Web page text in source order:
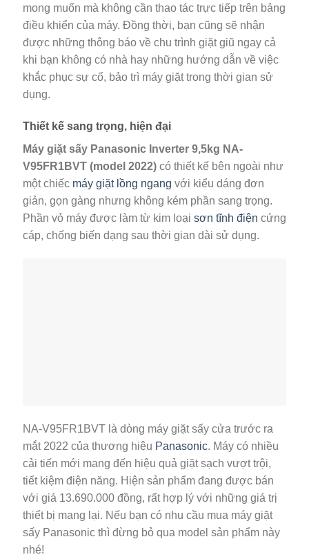
mong muốn mà không cần thao tác trực tiếp trên bảng
điều khiển của máy. Đồng thời, bạn cũng sẽ nhận
được những thông báo về chu trình giặt giũ ngay cả
khi bạn không có nhà hay những hướng dẫn về việc
khắc phục sự cố, bảo trì máy giặt trong thời gian sử
dụng.
Thiết kế sang trọng, hiện đại
Máy giặt sấy Panasonic Inverter 9,5kg NA-
V95FR1BVT (model 2022) có thiết kế bên ngoài như
một chiếc máy giặt lồng ngang với kiểu dáng đơn
giản, gọn gàng nhưng không kém phần sang trọng.
Phần vỏ máy được làm từ kim loại sơn tĩnh điện cứng
cáp, chống biến dạng sau thời gian dài sử dụng.
NA-V95FR1BVT là dòng máy giặt sấy cửa trước ra
mắt 2022 của thương hiệu Panasonic. Máy có nhiều
cải tiến mới mang đến hiệu quả giặt sạch vượt trội,
tiết kiệm điện năng. Hiện sản phẩm đang được bán
với giá 13.690.000 đồng, rất hợp lý với những giá trị
thiết bị mang lại. Nếu bạn có nhu cầu mua máy giặt
sấy Panasonic thì đừng bỏ qua model sản phẩm này
nhé!